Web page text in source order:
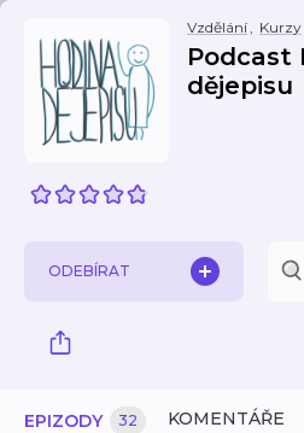
Vzdělání, Kurzy
Podcast
dějepisu
ODEBÍRAT
EPIZODY 32 KOMENTÁŘE